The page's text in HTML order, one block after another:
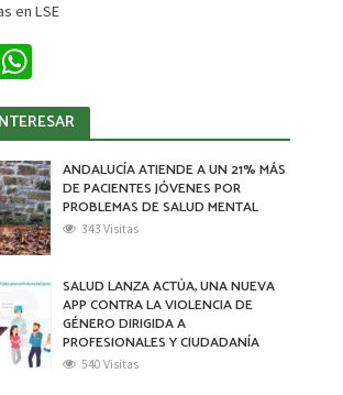
en LSE
W
h
at
sA
p
p
ANDALUCÍA ATIENDE A UN 21% MÁS
DE PACIENTES JÓVENES POR
PROBLEMAS DE SALUD MENTAL
343 Visitas
SALUD LANZA ACTÚA, UNA NUEVA
APP CONTRA LA VIOLENCIA DE
GÉNERO DIRIGIDA A
PROFESIONALES Y CIUDADANÍA
540 Visitas